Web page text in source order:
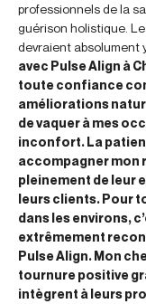
professionnels de la
guérison holistique.
devraient absolument
avec Pulse Align à
toute confiance
améliorations
de vaquer à mes
inconfort. La
accompagner mon
pleinement de leur
leurs clients. Pour
dans les environs,
extrêmement
Pulse Align. Mon
tournure positive
intègrent à leurs